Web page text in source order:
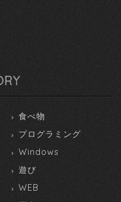
食べ物
プログラミング
Windows
遊び
WEB